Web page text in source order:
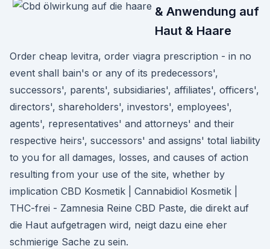
& Anwendung auf
Haut & Haare
Order cheap levitra, order viagra prescription - in no
event shall bain's or any of its predecessors',
successors', parents', subsidiaries', affiliates', officers',
directors', shareholders', investors', employees',
agents', representatives' and attorneys' and their
respective heirs', successors' and assigns' total liability
to you for all damages, losses, and causes of action
resulting from your use of the site, whether by
implication CBD Kosmetik | Cannabidiol Kosmetik |
THC-frei - Zamnesia Reine CBD Paste, die direkt auf
die Haut aufgetragen wird, neigt dazu eine eher
schmierige Sache zu sein.